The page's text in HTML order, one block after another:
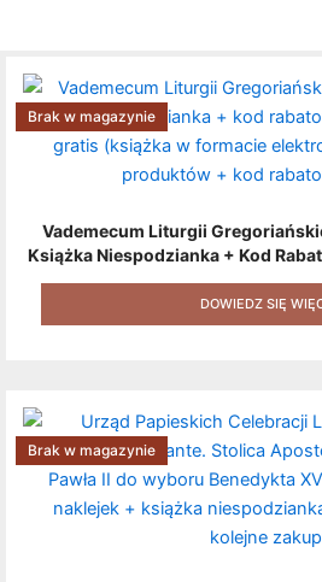
Vademecum Liturgii
Książka Niespodzianka + Kod
+ Gratis (książka W Formacie
Produktów + Kod
Brak w magazynie
DOWIEDZ SIĘ
Brak w magazynie